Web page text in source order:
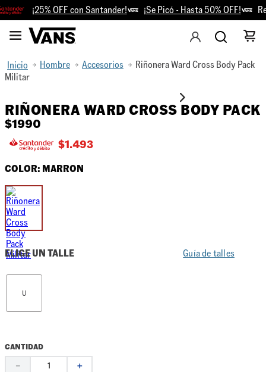
¡25% OFF con Santander! ¡Se Picó - Hasta 50% OFF!
Hombre Accesorios
Riñonera Ward Cross Body Pack
Militar
RIÑONERA WARD CROSS BODY PACK
$1990
$1.493
COLOR: MARRON
ELIGE UN TALLE Guía de talles
U
CANTIDAD
＋
－